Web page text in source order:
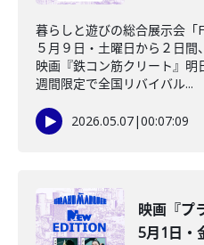
暮らしと遊びの総合展示会「
５月９日・土曜日から２日間
映画『鉄コン筋クリート』
週間限定で全国リバイバル...
2026.05.07|00:07:09
映画『プ
5月1日・